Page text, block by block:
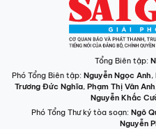
Tổng Biên tập:
Phó Tổng Biên tập: Nguyễn Ngọc Anh,
Trương Đức Nghĩa, Phạm Thị Vân Anh
Nguyễn Khắc
Phó Tổng Thư ký tòa soạn: Ngô
Nguyễn